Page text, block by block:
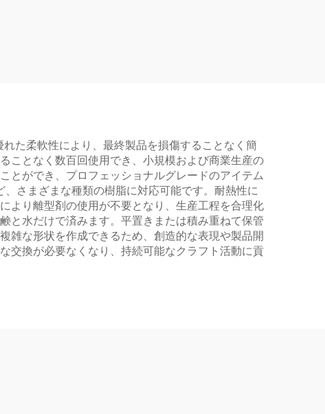
た柔軟性により、最終製品を損傷することなく簡
ことなく数百回使用でき、小規模および商業生産の
とができ、プロフェッショナルグレードのアイテム
さまざまな種類の樹脂に対応可能です。耐熱性に
より離型剤の使用が不要となり、生産工程を合理化
と水だけで済みます。平置きまたは積み重ねて保管
雑な形状を作成できるため、創造的な表現や製品開
交換が必要なくなり、持続可能なクラフト活動に貢